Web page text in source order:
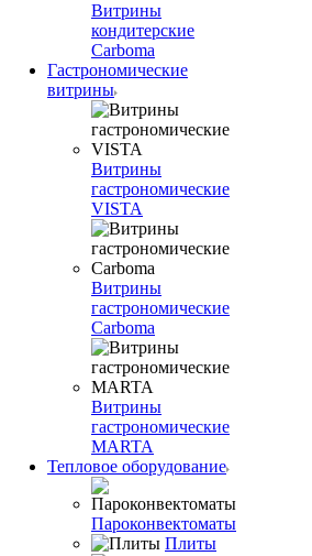
Витрины
кондитерские
Carboma
Гастрономические
витрины
Витрины
гастрономические
VISTA
Витрины
гастрономические
Carboma
Витрины
гастрономические
MARTA
Тепловое оборудование
Пароконвектоматы
Плиты